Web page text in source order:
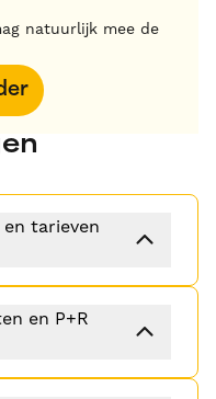
natuurlijk mee de
tarieven
en P+R